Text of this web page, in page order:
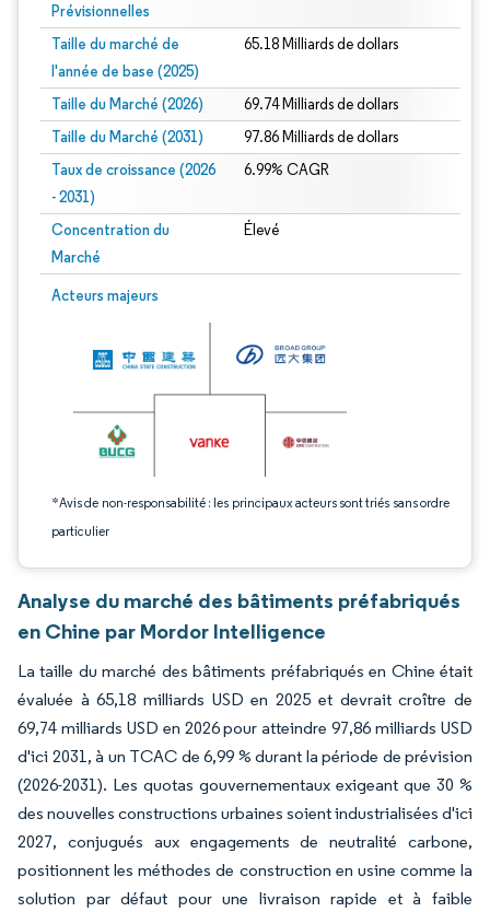
Prévisionnelles
Taille du marché de
l'année de base (2025)
65.18 Milliards de dollars
Taille du Marché (2026) 69.74 Milliards de dollars
Taille du Marché (2031) 97.86 Milliards de dollars
Taux de croissance (2026
- 2031)
6.99% CAGR
Concentration du
Marché
Élevé
Acteurs majeurs
*Avis de non-responsabilité : les principaux acteurs sont triés sans ordre
particulier
Image © Mordor Intelligence. La réutilisation nécessite une attribution sous CC
Analyse du marché des bâtiments préfabriqués
en Chine par Mordor Intelligence
La taille du marché des bâtiments préfabriqués en Chine était
évaluée à 65,18 milliards USD en 2025 et devrait croître de
69,74 milliards USD en 2026 pour atteindre 97,86 milliards USD
d'ici 2031, à un TCAC de 6,99 % durant la période de prévision
(2026-2031). Les quotas gouvernementaux exigeant que 30 %
des nouvelles constructions urbaines soient industrialisées d'ici
2027, conjugués aux engagements de neutralité carbone,
positionnent les méthodes de construction en usine comme la
solution par défaut pour une livraison rapide et à faible